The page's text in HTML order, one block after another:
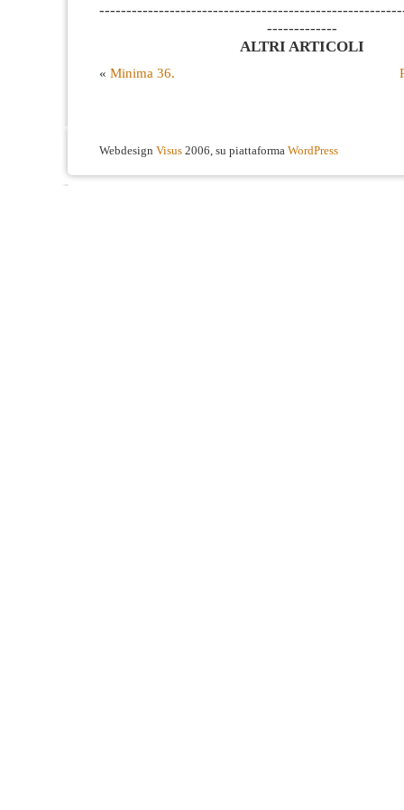
-------------
ALTRI ARTICOLI
« Minima 36.
Webdesign Visus 2006, su piattaforma WordPress